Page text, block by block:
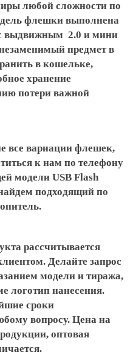
любой сложности по
флешки выполнена
выдвижным 2.0 и мини
предмет в
в кошельке,
хранение
потери важной
все вариации флешек,
к нам по телефону
модели USB Flash
подходящий по
рассчитывается
Делайте запрос
модели и тиража,
логотип нанесения.
сроки
вопросу. Цена на
оптовая